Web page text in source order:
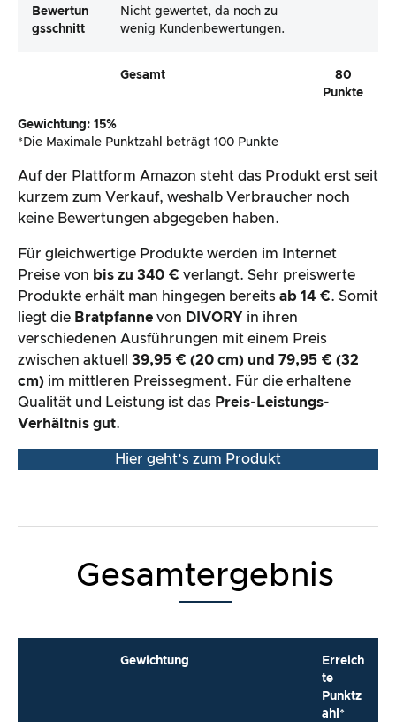
Bewertun
Gsschnitt
Nicht gewertet, da noch zu
wenig Kundenbewertungen.
Gesamt
80
Punkte
Gewichtung: 15%
*Die Maximale Punktzahl beträgt 100 Punkte
Auf der Plattform Amazon steht das Produkt erst seit
kurzem zum Verkauf, weshalb Verbraucher noch
keine Bewertungen abgegeben haben.
Für gleichwertige Produkte werden im Internet
Preise von bis zu 340 € verlangt. Sehr preiswerte
Produkte erhält man hingegen bereits ab 14 €. Somit
liegt die Bratpfanne von DIVORY in ihren
verschiedenen Ausführungen mit einem Preis
zwischen aktuell 39,95 € (20 cm) und 79,95 € (32
cm) im mittleren Preissegment. Für die erhaltene
Qualität und Leistung ist das Preis-Leistungs-
Verhältnis gut.
Hier geht’s zum Produkt
Gesamtergebnis
Gewichtung
Erreich
te
Punktz
ahl*